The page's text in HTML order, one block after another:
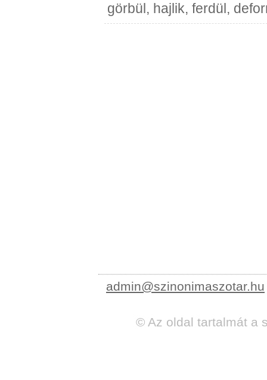
görbül, hajlik, ferdül,
admin@szinonimaszotar.hu
© Az oldal tartalmát a